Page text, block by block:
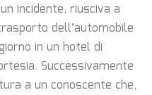
incidente, riusciva a
dell’automobile
in un hotel di
Successivamente
a un conoscente che,